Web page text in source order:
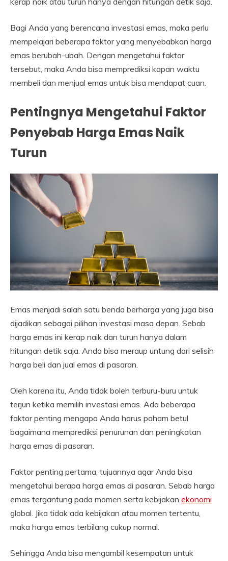
Bagi Anda yang berencana investasi emas, maka perlu
mempelajari beberapa faktor yang menyebabkan harga
emas berubah-ubah. Dengan mengetahui faktor
tersebut, maka Anda bisa memprediksi kapan waktu
membeli dan menjual emas untuk bisa mendapat cuan.
Pentingnya Mengetahui Faktor
Penyebab Harga Emas Naik
Turun
Emas menjadi salah satu benda berharga yang juga bisa
dijadikan sebagai pilihan investasi masa depan. Sebab
harga emas ini kerap naik dan turun hanya dalam
hitungan detik saja. Anda bisa meraup untung dari selisih
harga beli dan jual emas di pasaran.
Oleh karena itu, Anda tidak boleh terburu-buru untuk
terjun ketika memilih investasi emas. Ada beberapa
faktor penting mengapa Anda harus paham betul
bagaimana memprediksi penurunan dan peningkatan
harga emas di pasaran.
Faktor penting pertama, tujuannya agar Anda bisa
mengetahui berapa harga emas di pasaran. Sebab harga
emas tergantung pada momen serta kebijakan ekonomi
global. Jika tidak ada kebijakan atau momen tertentu,
maka harga emas terbilang cukup normal.
Sehingga Anda bisa mengambil kesempatan untuk